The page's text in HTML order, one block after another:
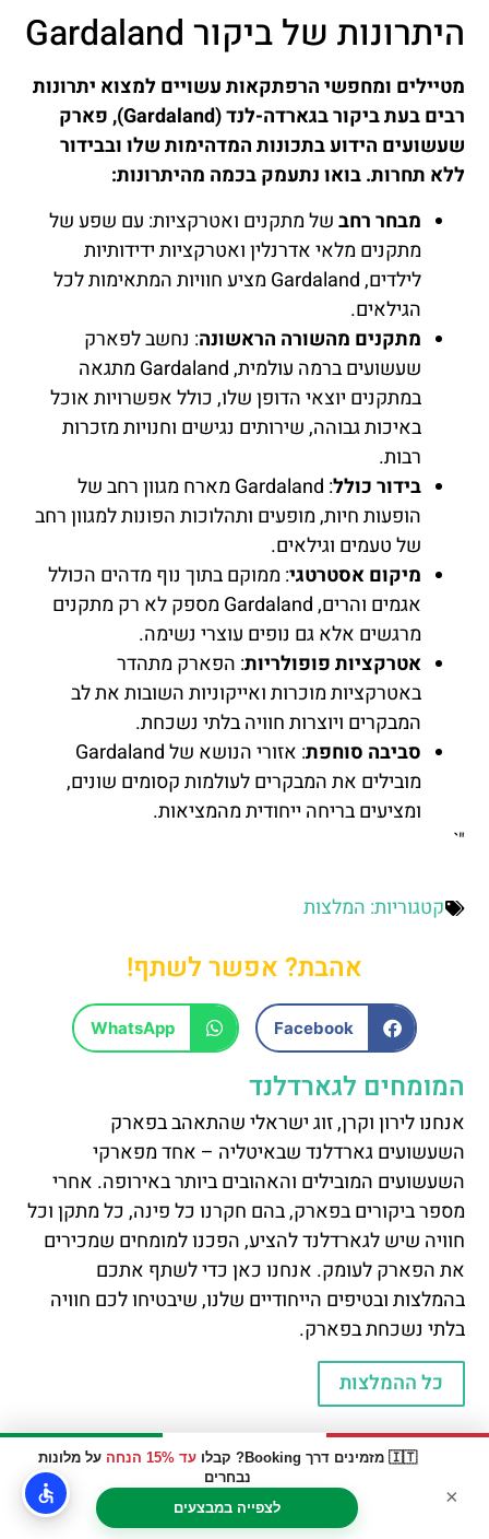
🇮🇹 מזמינים דרך Booking? קבלו עד 15% הנחה
על מלונות
נבחרים
לצפייה במבצעים
×
היתרונות של ביקור Gardaland
מטיילים ומחפשי הרפתקאות עשויים למצוא יתרונות
רבים בעת ביקור בגארדה-לנד (Gardaland), פארק
שעשועים הידוע בתכונות המדהימות שלו ובבידור
ללא תחרות. בואו נתעמק בכמה מהיתרונות:
מבחר רחבשל מתקנים ואטרקציות: עם שפע של
מתקנים מלאי אדרנלין ואטרקציות ידידותיות
לילדים, Gardaland מציע חוויות המתאימות לכל
הגילאים.
מתקנים מהשורה הראשונה: נחשב לפארק
שעשועים ברמה עולמית, Gardaland מתגאה
במתקנים יוצאי הדופן שלו, כולל אפשרויות אוכל
באיכות גבוהה, שירותים נגישים וחנויות מזכרות
רבות.
בידור כולל
: Gardaland מארח מגוון רחב של
הופעות חיות, מופעים ותהלוכות הפונות למגוון רחב
של טעמים וגילאים.
מיקום אסטרטגי: ממוקם בתוך נוף מדהים הכולל
אגמים והרים, Gardaland מספק לא רק מתקנים
מרגשים אלא גם נופים עוצרי נשימה.
אטרקציות פופולריות: הפארק מתהדר
באטרקציות מוכרות ואייקוניות השובות את לב
המבקרים ויוצרות חוויה בלתי נשכחת.
סביבה סוחפת
: אזורי הנושא של Gardaland
מובילים את המבקרים לעולמות קסומים שונים,
ומציעים בריחה ייחודית מהמציאות.
"`
קטגוריות: המלצות
אהבת? אפשר לשתף!
Facebook
WhatsApp
המומחים לגארדלנד
אנחנו לירון וקרן, זוג ישראלי שהתאהב בפארק
השעשועים גארדלנד שבאיטליה – אחד מפארקי
השעשועים המובילים והאהובים ביותר באירופה. אחרי
מספר ביקורים בפארק, בהם חקרנו כל פינה, כל מתקן וכל
חוויה שיש לגארדלנד להציע, הפכנו למומחים שמכירים
את הפארק לעומק. אנחנו כאן כדי לשתף אתכם
בהמלצות ובטיפים הייחודיים שלנו, שיבטיחו לכם חוויה
בלתי נשכחת בפארק.
כל ההמלצות
לחזור למשהו ספציפי?